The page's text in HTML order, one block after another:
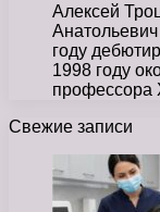
Алексей
году
1998 году
профессора
Свежие записи